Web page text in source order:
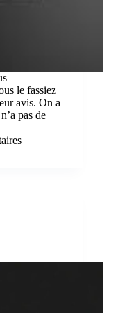
le fassiez
avis. On a
pas de